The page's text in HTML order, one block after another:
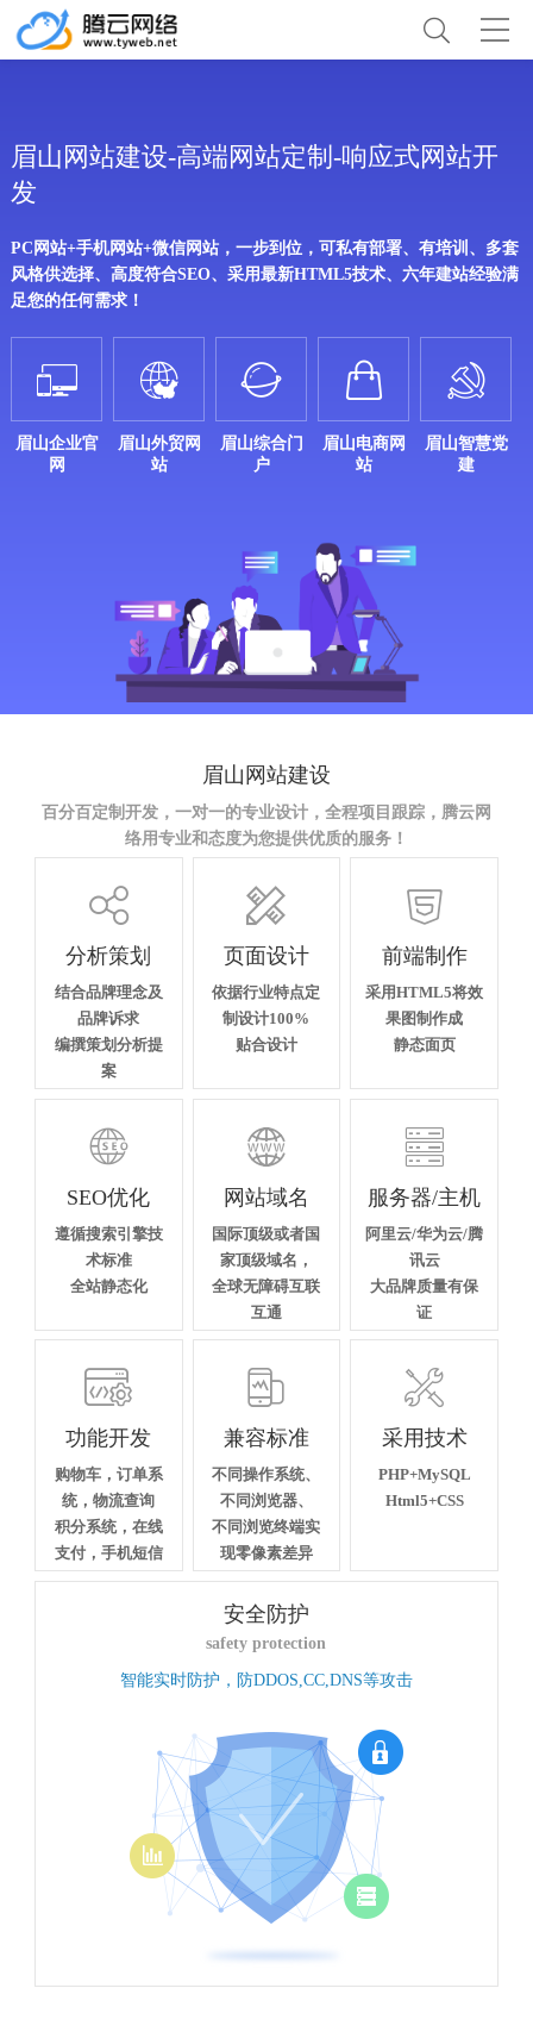
眉山网站建设-高端网站定制-响应式网站开
发
PC网站+手机网站+微信网站，一步到位，可私有部署、有培训、多套
风格供选择、高度符合SEO、采用最新HTML5技术、六年建站经验满
足您的任何需求！

眉山企业官
网

眉山外贸网
站

眉山综合门
户

眉山电商网
站

眉山智慧党
建
眉山网站建设
百分百定制开发，一对一的专业设计，全程项目跟踪，腾云网
络用专业和态度为您提供优质的服务！

分析策划
结合品牌理念及
品牌诉求
编撰策划分析提
案

页面设计
依据行业特点定
制设计100%
贴合设计

前端制作
采用HTML5将效
果图制作成
静态面页

SEO优化
遵循搜索引擎技
术标准
全站静态化

网站域名
国际顶级或者国
家顶级域名，
全球无障碍互联
互通

服务器/主机
阿里云/华为云/腾
讯云
大品牌质量有保
证

功能开发
购物车，订单系
统，物流查询
积分系统，在线
支付，手机短信

兼容标准
不同操作系统、
不同浏览器、
不同浏览终端实
现零像素差异

采用技术
PHP+MySQL
Html5+CSS
安全防护
safety protection
智能实时防护，防DDOS,CC,DNS等攻击